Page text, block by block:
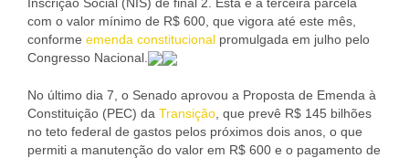
com o valor mínimo de R$ 600, que vigora até este mês,
conforme emenda constitucional promulgada em julho pelo
Congresso Nacional.
No último dia 7, o Senado aprovou a Proposta de Emenda à
Constituição (PEC) da Transição , que prevê R$ 145 bilhões
no teto federal de gastos pelos próximos dois anos, o que
permiti a manutenção do valor em R$ 600 e o pagamento de